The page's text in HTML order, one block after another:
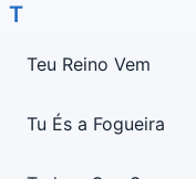
T
Teu Reino Vem
Tu És a Fogueira